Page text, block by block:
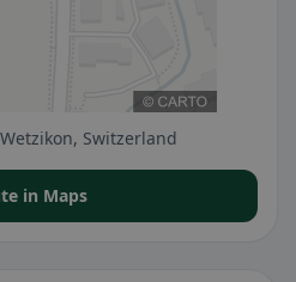
Switzerland
in Maps